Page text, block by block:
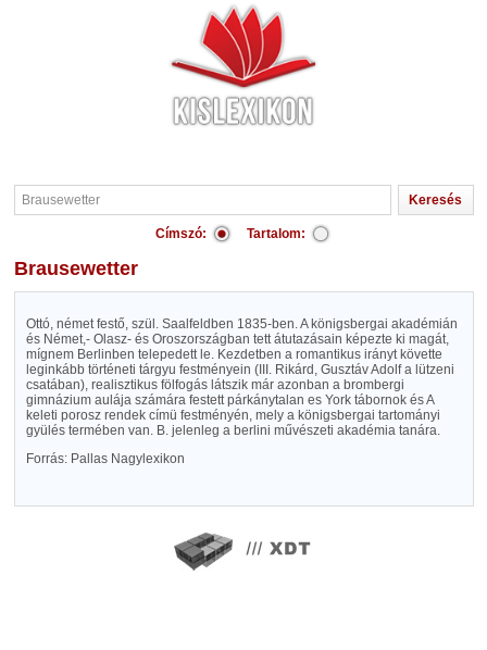
Címszó: Tartalom:
Brausewetter
Ottó, német festő, szül. Saalfeldben 1835-ben. A königsbergai akadémián
és Német,- Olasz- és Oroszországban tett átutazásain képezte ki magát,
mígnem Berlinben telepedett le. Kezdetben a romantikus irányt követte
leginkább történeti tárgyu festményein (III. Rikárd, Gusztáv Adolf a lützeni
csatában), realisztikus fölfogás látszik már azonban a brombergi
gimnázium aulája számára festett párkánytalan es York tábornok és A
keleti porosz rendek címü festményén, mely a königsbergai tartományi
gyülés termében van. B. jelenleg a berlini művészeti akadémia tanára.
Forrás: Pallas Nagylexikon